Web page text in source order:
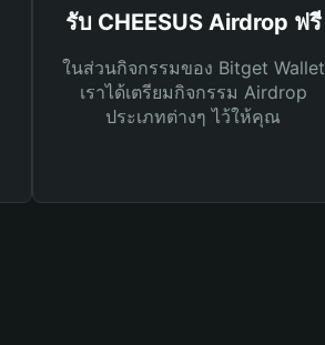
รับ CHEESUS Airdrop ฟรี
ในส่วนกิจกรรมของ Bitget Wallet
เราได้เตรียมกิจกรรม Airdrop
ประเภทต่างๆ ไว้ให้คุณ